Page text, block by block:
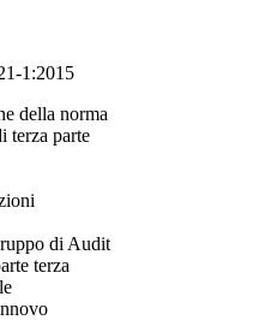
1:2015
della norma
terza parte
di Audit
terza